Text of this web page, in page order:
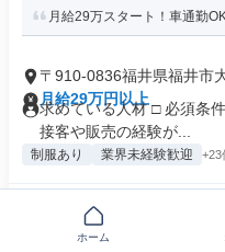
月給29万スタート！車通勤
〒910-0836福井県福井市
月給29万円以上
求めている人材 □ 必須条
接客や販売の経験が...
制服あり 業界未経験歓迎 +23
ホーム